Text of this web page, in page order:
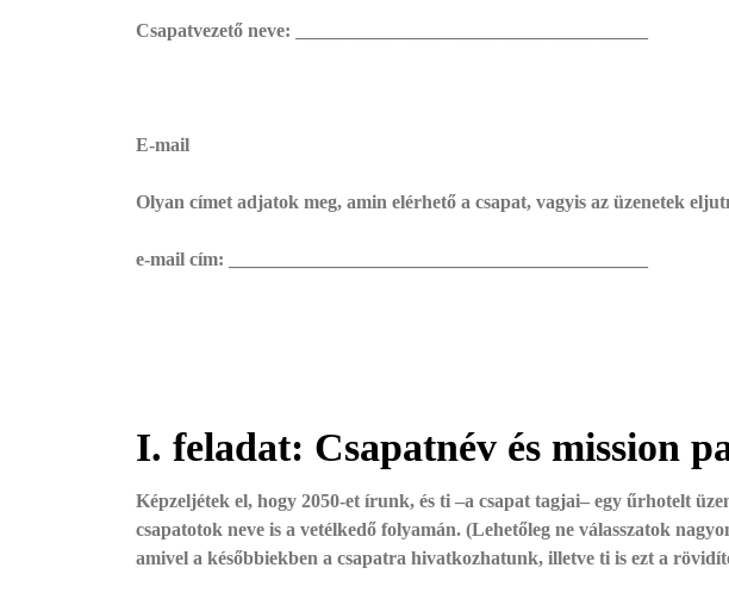
Csapatvezető neve: _____________________________________
E-mail
Olyan címet adjatok meg, amin elérhető a csapat, vagyis az üzenetek
e-mail cím: ____________________________________________
I. feladat: Csapatnév és mission
Képzeljétek el, hogy 2050-et írunk, és ti –a csapat tagjai– egy űrhotelt
csapatotok neve is a vetélkedő folyamán. (Lehetőleg ne válasszatok
amivel a későbbiekben a csapatra hivatkozhatunk, illetve ti is ezt a